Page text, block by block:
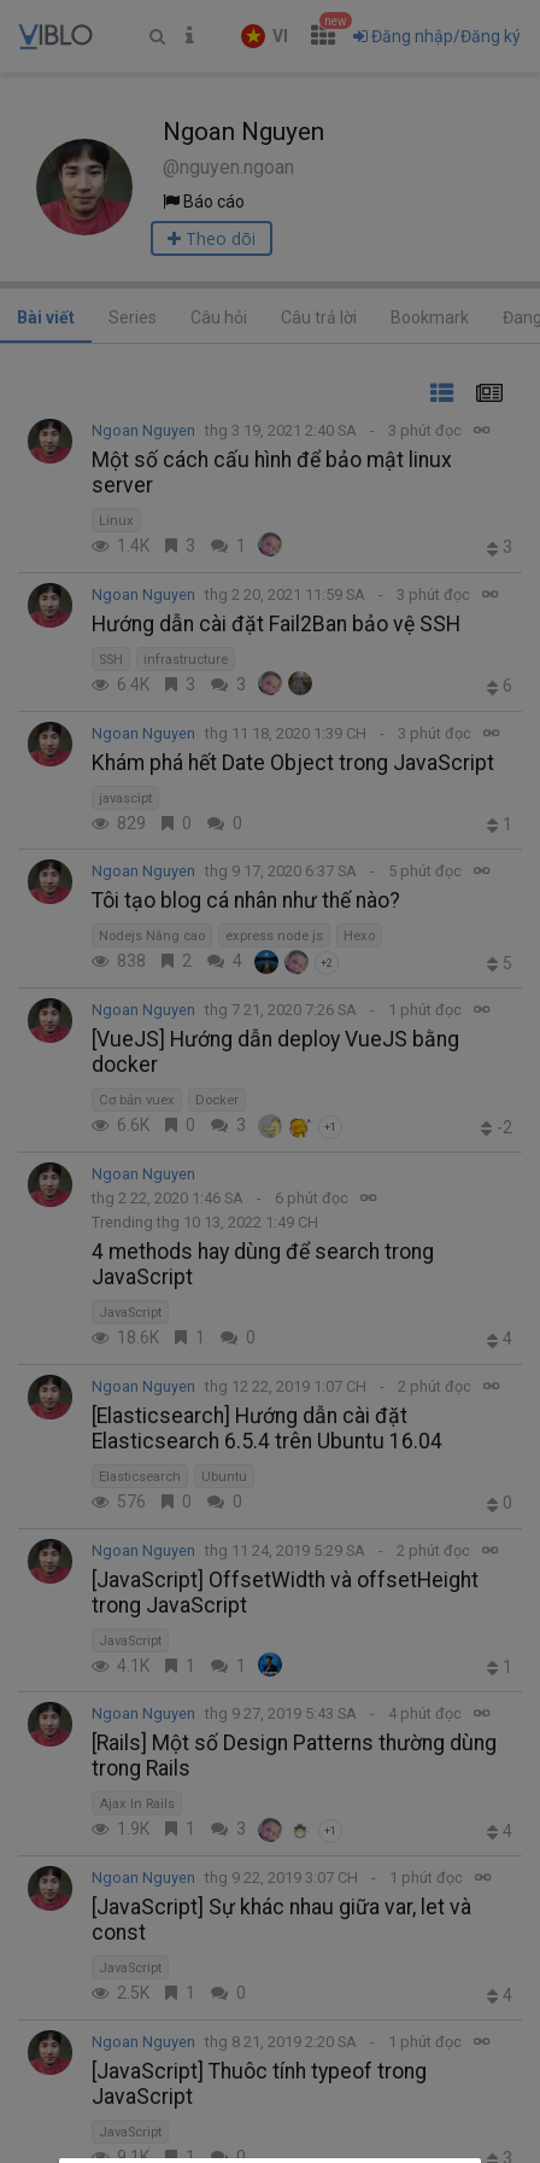
VI
new
Đăng nhập/Đăng ký
Ngoan Nguyen
@nguyen.ngoan
Báo cáo
Theo dõi
Bài viết Series Câu hỏi Câu trả lời Bookmark
Ngoan Nguyen thg 3 19, 2021 2:40 SA 3 phút đọc
Một số cách cấu hình để bảo mật linux
server
Linux
1.4K 3 1 3
Ngoan Nguyen thg 2 20, 2021 11:59 SA 3 phút đọc
Hướng dẫn cài đặt Fail2Ban bảo vệ SSH
SSH infrastructure
6.4K 3 3 6
Ngoan Nguyen thg 11 18, 2020 1:39 CH 3 phút đọc
Khám phá hết Date Object trong JavaScript
javascipt
829 0 0 1
Ngoan Nguyen thg 9 17, 2020 6:37 SA 5 phút đọc
Tôi tạo blog cá nhân như thế nào?
Nodejs Nâng cao express node js Hexo
838 2 4 +2 5
Ngoan Nguyen thg 7 21, 2020 7:26 SA 1 phút đọc
[VueJS] Hướng dẫn deploy VueJS bằng
docker
Cơ bản vuex Docker
6.6K 0 3 +1 -2
Ngoan Nguyen
thg 2 22, 2020 1:46 SA
6 phút đọc
Trending thg 10 13, 2022 1:49 CH
4 methods hay dùng để search trong
JavaScript
JavaScript
18.6K 1 0 4
Ngoan Nguyen thg 12 22, 2019 1:07 CH 2 phút đọc
[Elasticsearch] Hướng dẫn cài đặt
Elasticsearch 6.5.4 trên Ubuntu 16.04
Elasticsearch Ubuntu
576 0 0 0
Ngoan Nguyen thg 11 24, 2019 5:29 SA 2 phút đọc
[JavaScript] OffsetWidth và offsetHeight
trong JavaScript
JavaScript
4.1K 1 1 1
Ngoan Nguyen thg 9 27, 2019 5:43 SA 4 phút đọc
[Rails] Một số Design Patterns thường dùng
trong Rails
Ajax In Rails
1.9K 1 3 +1 4
Ngoan Nguyen thg 9 22, 2019 3:07 CH 1 phút đọc
[JavaScript] Sự khác nhau giữa var, let và
const
JavaScript
2.5K 1 0 4
Ngoan Nguyen thg 8 21, 2019 2:20 SA 1 phút đọc
[JavaScript] Thuôc tính typeof trong
JavaScript
JavaScript
9.1K 1 0 3